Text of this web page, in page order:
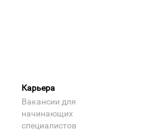
Карьера
Вакансии для
начинающих
специалистов